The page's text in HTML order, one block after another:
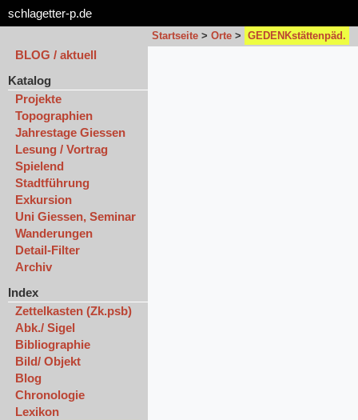
schlagetter-p.de
Startseite > Orte > GEDENKstättenpäd.
BLOG / aktuell
Katalog
Projekte
Topographien
Jahrestage Giessen
Lesung / Vortrag
Spielend
Stadtführung
Exkursion
Uni Giessen, Seminar
Wanderungen
Detail-Filter
Archiv
Index
Zettelkasten (Zk.psb)
Abk./ Sigel
Bibliographie
Bild/ Objekt
Blog
Chronologie
Lexikon